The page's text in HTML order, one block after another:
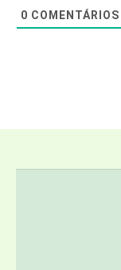
0 COMENTÁRIOS